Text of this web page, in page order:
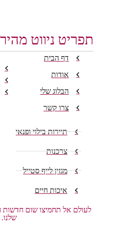
תפריט ניווט מהיר
דף הבית
אודות
הבלוג שלי
צרו קשר
תיירות בילוי ופנאי
צרכנות
מגזין לייף סטייל
איכות חיים
לעולם אל תחמיצו שום חדשות
שלנו.